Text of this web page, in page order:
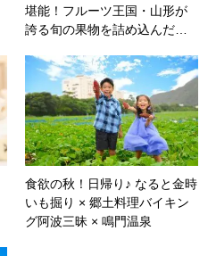
堪能！フルーツ王国・山形が
誇る旬の果物を詰め込んだ…
食欲の秋！日帰り♪ なると金時
いも掘り × 郷土料理バイキン
グ阿波三昧 × 鳴門温泉